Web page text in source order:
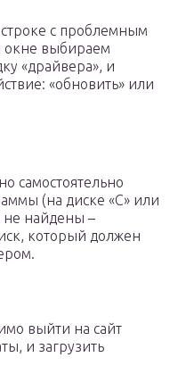
с проблемным
окне выбираем
«драйвера», и
«обновить» или
самостоятельно
(на диске «С» или
не найдены –
который должен
выйти на сайт
и загрузить